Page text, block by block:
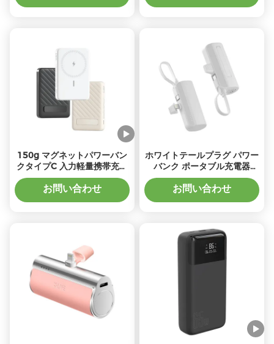
150g マグネットパワーバン
クタイプC 入力軽量携帯充電
器
お問い合わせ
ホワイトテールプラグ パワー
バンク ポータブル充電器
5V/2.1A 出力
お問い合わせ